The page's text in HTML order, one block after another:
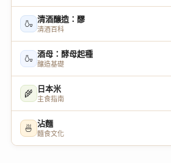
🍶 清酒釀造：醪
清酒百科
🍶 酒母：酵母起種
釀造基礎
🌾 日本米
主食指南
🍜 沾麵
麵食文化